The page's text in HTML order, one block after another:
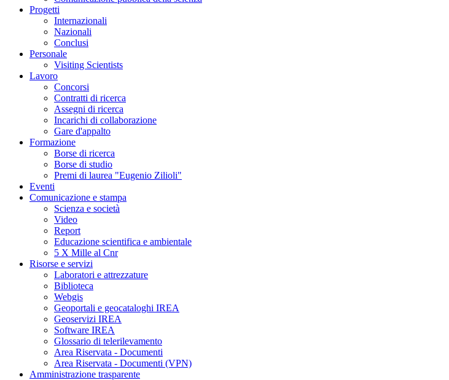
Progetti
Internazionali
Nazionali
Conclusi
Personale
Visiting Scientists
Lavoro
Concorsi
Contratti di ricerca
Assegni di ricerca
Incarichi di collaborazione
Gare d'appalto
Formazione
Borse di ricerca
Borse di studio
Premi di laurea "Eugenio Zilioli"
Eventi
Comunicazione e stampa
Scienza e società
Video
Report
Educazione scientifica e ambientale
5 X Mille al Cnr
Risorse e servizi
Laboratori e attrezzature
Biblioteca
Webgis
Geoportali e geocataloghi IREA
Geoservizi IREA
Software IREA
Glossario di telerilevamento
Area Riservata - Documenti
Area Riservata - Documenti (VPN)
Amministrazione trasparente